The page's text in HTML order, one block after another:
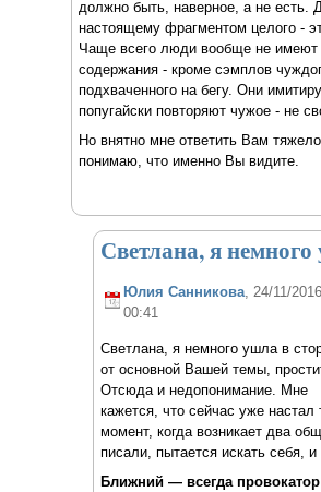
должно быть, наверное, а не есть.
настоящему фрагментом целого -
Чаще всего люди вообще не имеют
содержания - кроме сэмплов
подхваченного на бегу. Они
попугайски повторяют чужое - не
Но внятно мне ответить Вам
понимаю, что именно Вы видите.
Светлана, я
Юлия Санникова , 24/11/
00:41
Светлана, я немного ушла в
от основной Вашей темы,
Отсюда и недопонимание. Мне
кажется, что сейчас уже настал
момент, когда возникает два
писали, пытается искать себя,
Ближний — всегда